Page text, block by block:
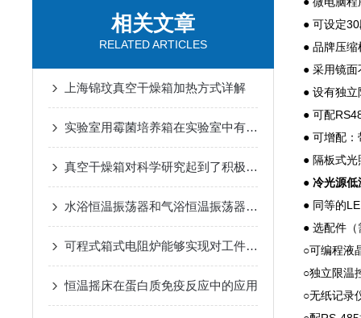
相关文章
RELATED ARTICLES
上海锦玟真空干燥箱加热方式详解
实验室用霉菌培养箱在实验室中有着广泛的应用
真空干燥箱对科学研究起到了积极的促进作用
水浴恒温振荡器和气浴恒温振荡器的区别
可程式箱式电阻炉能够实现对工件的准确加热
恒温摇床在蛋白质免疫反应中的应用
● 可设定
● 品牌压
● 采用镜
● 设有独
● 可配
● 可增配
● 隔板式
● 冷光源低
● 同等的
● 选配件
○可编程液
○独立限温
○无纸记录